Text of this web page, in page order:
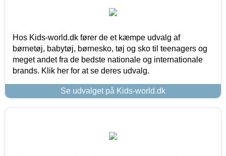
Hos Kids-world.dk fører de et kæmpe udvalg af
børnetøj, babytøj, børnesko, tøj og sko til teenagers og
meget andet fra de bedste nationale og internationale
brands. Klik her for at se deres udvalg.
Se udvalget på Kids-world.dk